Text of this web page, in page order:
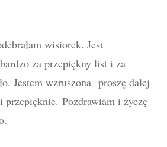
wisiorek. Jest
za przepiękny list i za
Jestem wzruszona proszę dalej
przepięknie. Pozdrawiam i życzę